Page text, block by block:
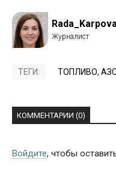
ТЕГИ: ТОПЛИВО,
КОММЕНТАРИИ (0)
Войдите, чтобы